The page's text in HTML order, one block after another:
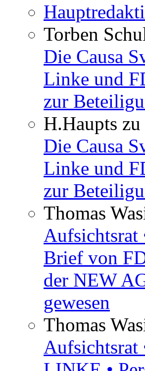
Torben
Die Causa
Linke und
zur
H.Haupts zu
Die Causa
Linke und
zur
Thomas
Aufsichtsrat
Brief von
der NEW
gewesen
Thomas
Aufsichtsrat